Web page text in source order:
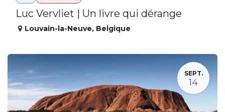
Luc Vervliet | Un livre qui dérange
Louvain-la-Neuve, Belgique
SEPT.
14